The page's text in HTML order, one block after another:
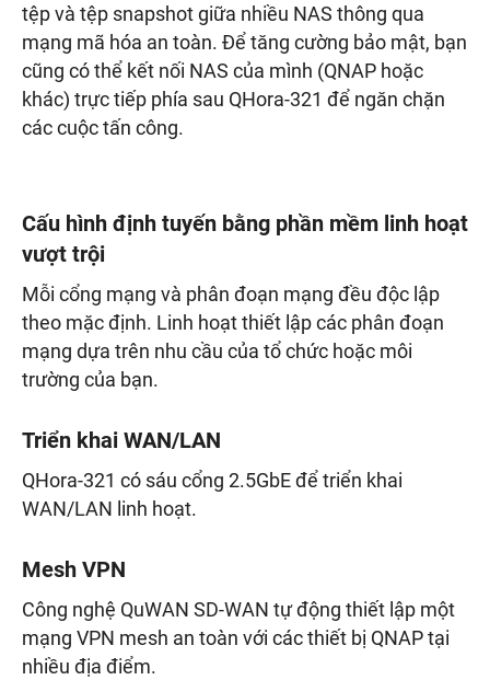
tệp và tệp snapshot giữa nhiều NAS thông qua
mạng mã hóa an toàn. Để tăng cường bảo mật, bạn
cũng có thể kết nối NAS của mình (QNAP hoặc
khác) trực tiếp phía sau QHora-321 để ngăn chặn
các cuộc tấn công.
Cấu hình định tuyến bằng phần mềm linh hoạt
vượt trội
Mỗi cổng mạng và phân đoạn mạng đều độc lập
theo mặc định. Linh hoạt thiết lập các phân đoạn
mạng dựa trên nhu cầu của tổ chức hoặc môi
trường của bạn.
Triển khai WAN/LAN
QHora-321 có sáu cổng 2.5GbE để triển khai
WAN/LAN linh hoạt.
Mesh VPN
Công nghệ QuWAN SD-WAN tự động thiết lập một
mạng VPN mesh an toàn với các thiết bị QNAP tại
nhiều địa điểm.